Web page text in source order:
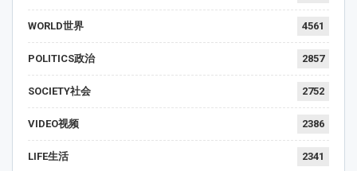
WORLD世界 4561
POLITICS政治 2857
SOCIETY社会 2752
VIDEO视频 2386
LIFE生活 2341